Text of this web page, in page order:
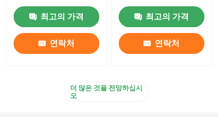
미터
최고의 가격
연락처
실시하세요
최고의 가격
연락처
더 많은 것을 전망하십시
오